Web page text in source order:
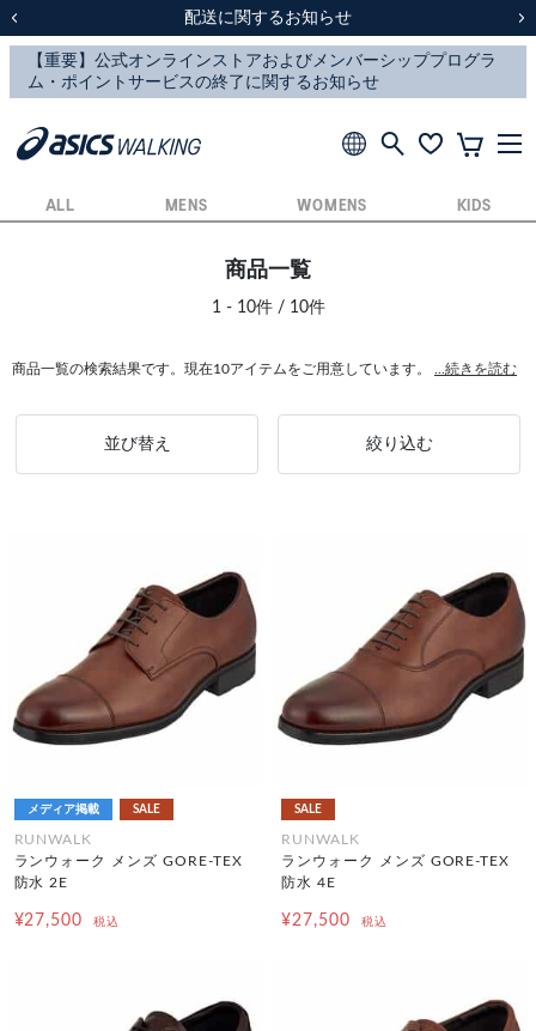
スクスク（SUKU2）価格改定のお知らせ
配送に関するお知らせ
スクスク（SUKU2）価格改定のお知らせ
配送に関するお知らせ
ALL MENS WOMENS KIDS
商品一覧
1 - 10件 / 10件
商品一覧の検索結果です。現在10アイテムをご用意しています。 ...続きを読む
並び替え 絞り込む
メディア掲載 SALE
RUNWALK
ランウォーク メンズ GORE-TEX
防水 2E
¥27,500 税込
SALE
RUNWALK
ランウォーク メンズ GORE-TEX
防水 4E
¥27,500 税込